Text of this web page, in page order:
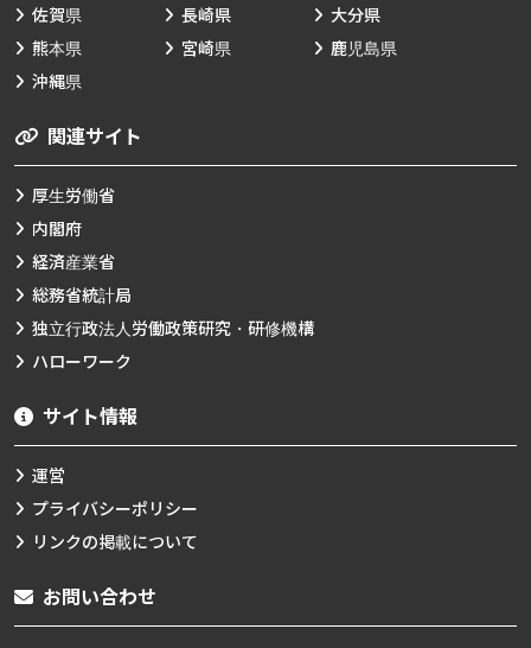
佐賀県
長崎県
大分県
熊本県
宮崎県
鹿児島県
沖縄県
関連サイト
厚生労働省
内閣府
経済産業省
総務省統計局
独立行政法人労働政策研究・研修機構
ハローワーク
サイト情報
運営
プライバシーポリシー
リンクの掲載について
お問い合わせ